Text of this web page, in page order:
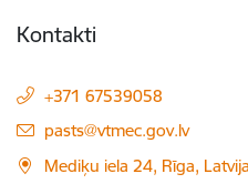
Kontakti
+371 67539058
E-pasts:
pasts@vtmec.gov.lv
Mediķu iela 24, Rīga,